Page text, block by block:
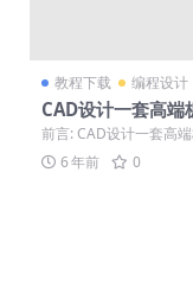
教程下载 编程设计
CAD设计一套高端
制家具教程
前言: CAD设计一套高
家具教程，喜欢就下载
本教程系统的...
6 年前 0